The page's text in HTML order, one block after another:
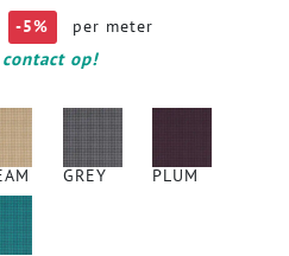
-5% per meter
op!
GREY PLUM